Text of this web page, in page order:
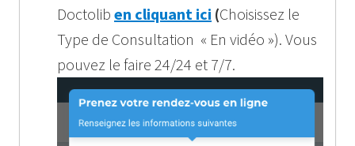
Doctolib en cliquant ici (Choisissez le
Type de Consultation « En vidéo »). Vous
pouvez le faire 24/24 et 7/7.